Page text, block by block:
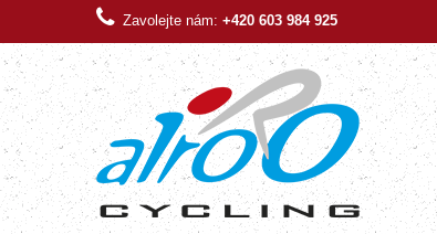
Zavolejte nám: +420 603 984 925